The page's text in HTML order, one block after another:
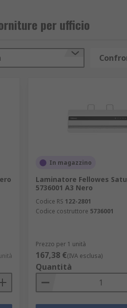
per ufficio
In magazzino
Laminatore Fellowes
5736001 A3 Nero
Codice RS 122-2801
Codice costruttore 5736001
Prezzo per 1 unità
167,38 €(IVA esclusa)
Quantità